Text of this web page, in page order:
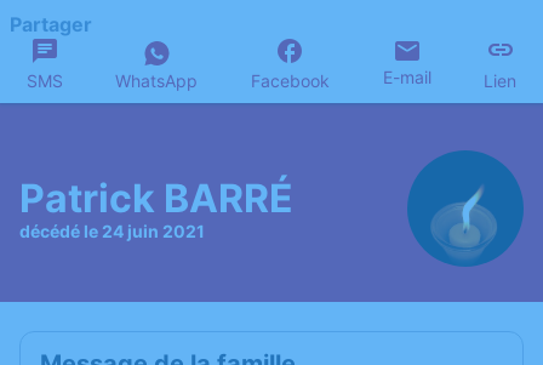
Partager
SMS WhatsApp Facebook E-mail Lien
Patrick BARRÉ
décédé le 24 juin 2021